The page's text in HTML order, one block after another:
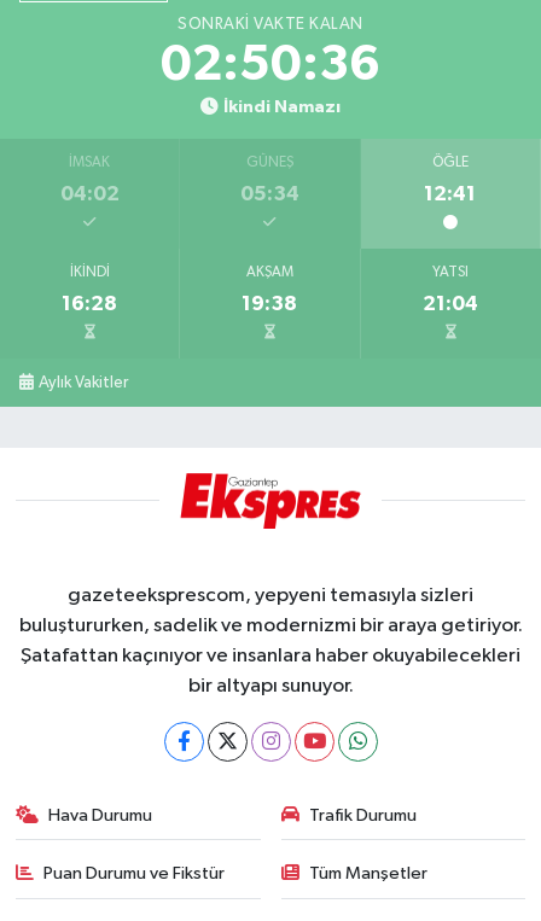
SONRAKI VAKTE KALAN
02:50:36
İkindi Namazı
İMSAK
04:02
GÜNEŞ
05:34
ÖĞLE
12:41
İKINDI
16:28
AKŞAM
19:38
YATSI
21:04
Aylık Vakitler
gazeteeksprescom, yepyeni temasıyla sizleri
buluştururken, sadelik ve modernizmi bir araya getiriyor.
Şatafattan kaçınıyor ve insanlara haber okuyabilecekleri
bir altyapı sunuyor.
Hava Durumu Trafik Durumu
Puan Durumu ve Fikstür Tüm Manşetler